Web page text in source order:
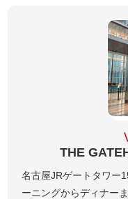
THE
名古屋JRゲートタワー
ーニングからディナー